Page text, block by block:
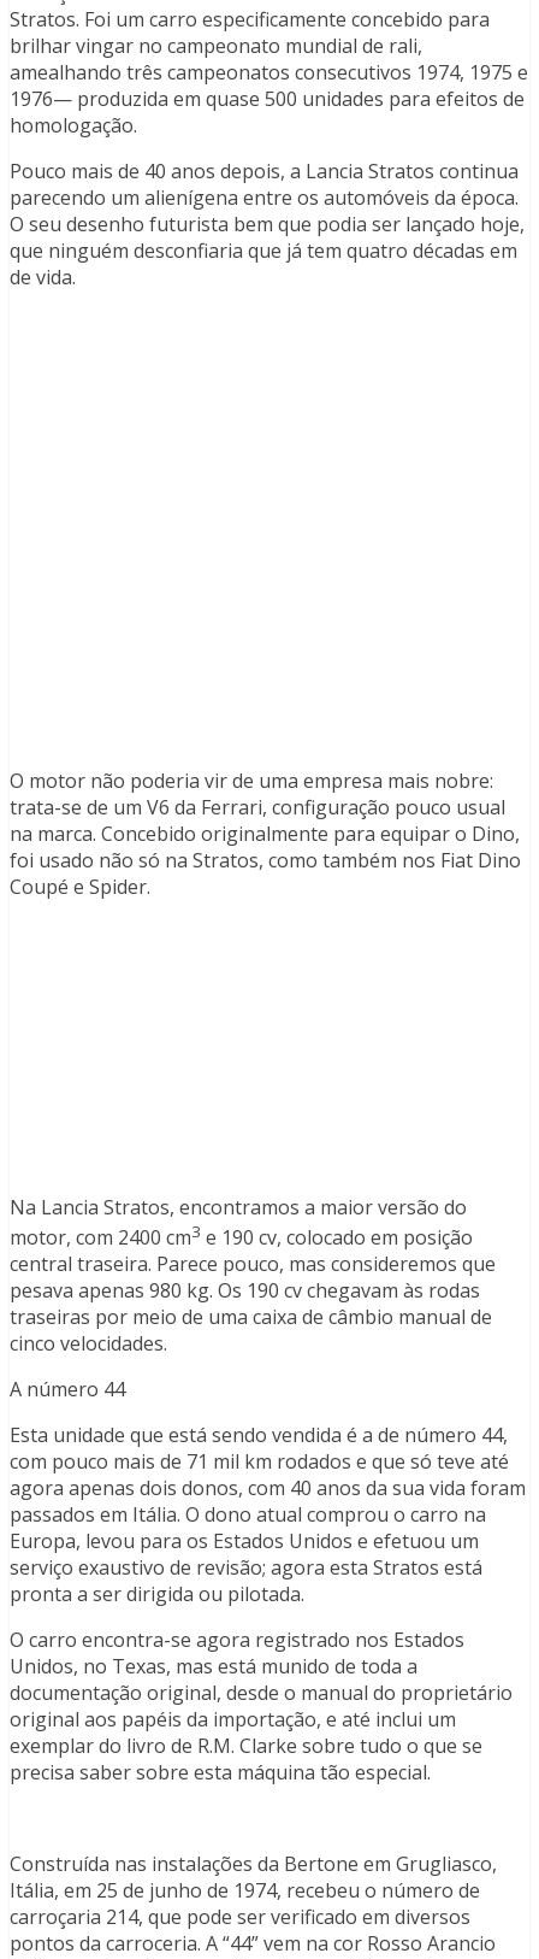
Stratos. Foi um carro especificamente concebido para
brilhar vingar no campeonato mundial de rali,
amealhando três campeonatos consecutivos 1974, 1975 e
1976— produzida em quase 500 unidades para efeitos de
homologação.
Pouco mais de 40 anos depois, a Lancia Stratos continua
parecendo um alienígena entre os automóveis da época.
O seu desenho futurista bem que podia ser lançado hoje,
que ninguém desconfiaria que já tem quatro décadas em
de vida.
O motor não poderia vir de uma empresa mais nobre:
trata-se de um V6 da Ferrari, configuração pouco usual
na marca. Concebido originalmente para equipar o Dino,
foi usado não só na Stratos, como também nos Fiat Dino
Coupé e Spider.
Na Lancia Stratos, encontramos a maior versão do
motor, com 2400 cm3 e 190 cv, colocado em posição
central traseira. Parece pouco, mas consideremos que
pesava apenas 980 kg. Os 190 cv chegavam às rodas
traseiras por meio de uma caixa de câmbio manual de
cinco velocidades.
A número 44
Esta unidade que está sendo vendida é a de número 44,
com pouco mais de 71 mil km rodados e que só teve até
agora apenas dois donos, com 40 anos da sua vida foram
passados em Itália. O dono atual comprou o carro na
Europa, levou para os Estados Unidos e efetuou um
serviço exaustivo de revisão; agora esta Stratos está
pronta a ser dirigida ou pilotada.
O carro encontra-se agora registrado nos Estados
Unidos, no Texas, mas está munido de toda a
documentação original, desde o manual do proprietário
original aos papéis da importação, e até inclui um
exemplar do livro de R.M. Clarke sobre tudo o que se
precisa saber sobre esta máquina tão especial.
Construída nas instalações da Bertone em Grugliasco,
Itália, em 25 de junho de 1974, recebeu o número de
carroçaria 214, que pode ser verificado em diversos
pontos da carroceria. A “44” vem na cor Rosso Arancio